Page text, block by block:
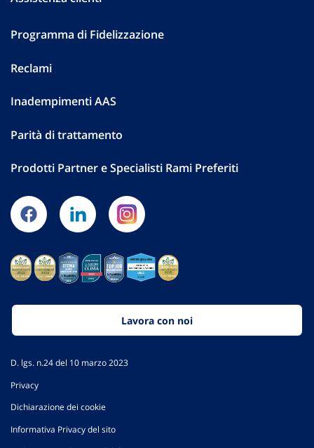
Programma di Fidelizzazione
Reclami
Inadempimenti AAS
Parità di trattamento
Prodotti Partner e Specialisti Rami Preferiti
Lavora con noi
D. lgs. n.24 del 10 marzo 2023
Privacy
Dichiarazione dei cookie
Informativa Privacy del sito